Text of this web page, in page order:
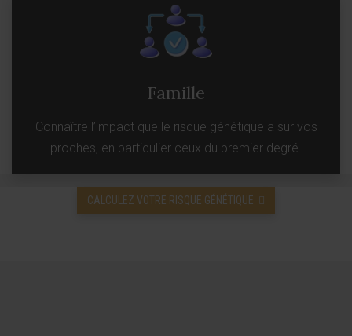
Famille
Connaître l’impact que le risque génétique a sur vos
proches, en particulier ceux du premier degré.
CALCULEZ VOTRE RISQUE GÉNÉTIQUE